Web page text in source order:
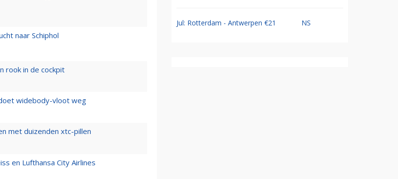
naar Schiphol
rook in de cockpit
widebody-vloot weg
met duizenden xtc-pillen
en Lufthansa City Airlines
Jul: Rotterdam - Antwerpen €21 NS